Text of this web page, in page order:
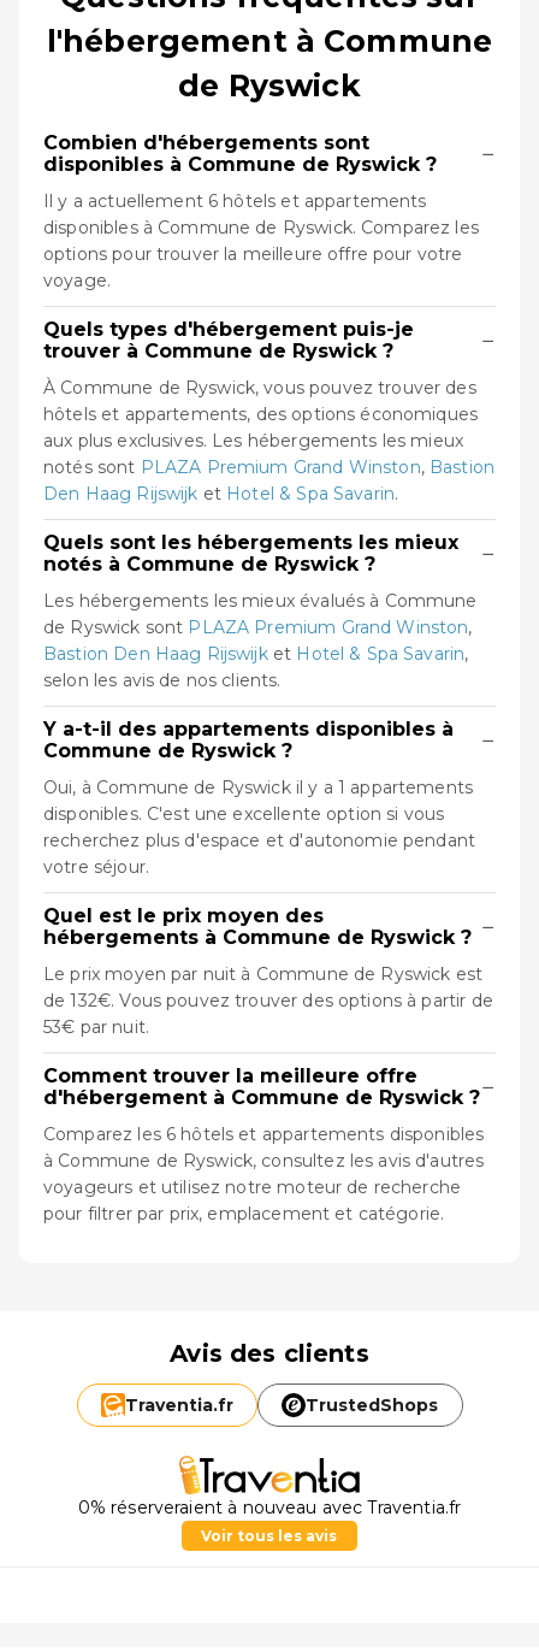
l'hébergement à Commune
de Ryswick
Combien d'hébergements sont
disponibles à Commune de Ryswick ?
−
Il y a actuellement 6 hôtels et appartements
disponibles à Commune de Ryswick. Comparez les
options pour trouver la meilleure offre pour votre
voyage.
Quels types d'hébergement puis-je
trouver à Commune de Ryswick ?
−
À Commune de Ryswick, vous pouvez trouver des
hôtels et appartements, des options économiques
aux plus exclusives. Les hébergements les mieux
notés sont PLAZA Premium Grand Winston, Bastion
Den Haag Rijswijk et Hotel & Spa Savarin.
Quels sont les hébergements les mieux
notés à Commune de Ryswick ?
−
Les hébergements les mieux évalués à Commune
de Ryswick sont PLAZA Premium Grand Winston,
Bastion Den Haag Rijswijket Hotel & Spa Savarin,
selon les avis de nos clients.
Y a-t-il des appartements disponibles à
Commune de Ryswick ?
−
Oui, à Commune de Ryswick il y a 1 appartements
disponibles. C'est une excellente option si vous
recherchez plus d'espace et d'autonomie pendant
votre séjour.
Quel est le prix moyen des
hébergements à Commune de Ryswick ? −
Le prix moyen par nuit à Commune de Ryswick est
de 132€. Vous pouvez trouver des options à partir de
53€ par nuit.
Comment trouver la meilleure offre
d'hébergement à Commune de Ryswick ?−
Comparez les 6 hôtels et appartements disponibles
à Commune de Ryswick, consultez les avis d'autres
voyageurs et utilisez notre moteur de recherche
pour filtrer par prix, emplacement et catégorie.
Avis des clients
Traventia.fr TrustedShops
0% réserveraient à nouveau avec Traventia.fr
Voir tous les avis